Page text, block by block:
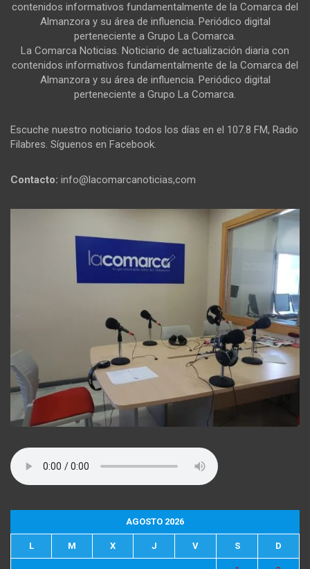
contenidos informativos fundamentalmente de la Comarca del
Almanzora y su área de influencia. Periódico digital
perteneciente a Grupo La Comarca.
La Comarca Noticias. Noticiario de actualización diaria con
contenidos informativos fundamentalmente de la Comarca del
Almanzora y su área de influencia. Periódico digital
perteneciente a Grupo La Comarca.
Escuche nuestro noticiario todos los días en el 107.8 FM, Radio
Filabres. Síguenos en Facebook.
Contacto: info@lacomarcanoticias,com
AGOSTO 2026
L M X J V S D